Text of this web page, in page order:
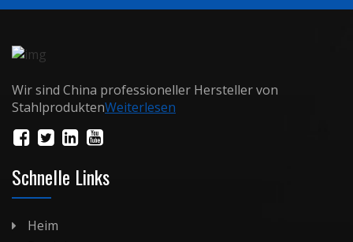
Wir sind China professioneller Hersteller von
StahlproduktenWeiterlesen
Schnelle Links
Heim